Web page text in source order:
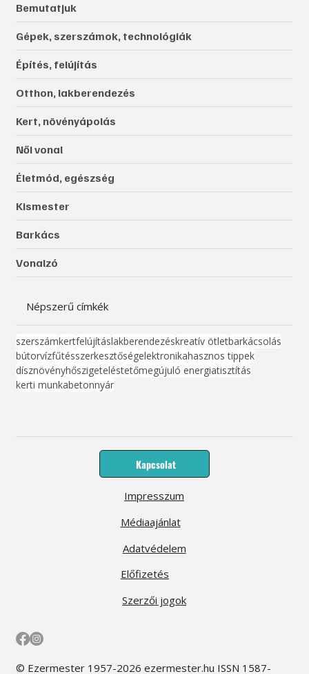
Bemutatjuk
Gépek, szerszámok, technológiák
Építés, felújítás
Otthon, lakberendezés
Kert, növényápolás
Női vonal
Életmód, egészség
Kismester
Barkács
Vonalzó
Népszerű címkék
szerszámkertfelújításlakberendezéskreatív ötletbarkácsolás
bútorvízfűtésszerkesztőségelektronikahasznos tippek
dísznövényhőszigeteléstetőmegújuló energiatisztítás
kerti munkabetonnyár
Kapcsolat
Médiaajánlat
Előfizetés
Impresszum
Adatvédelem
Szerzői jogok
© Ezermester 1957-2026 ezermester.hu ISSN 1587-